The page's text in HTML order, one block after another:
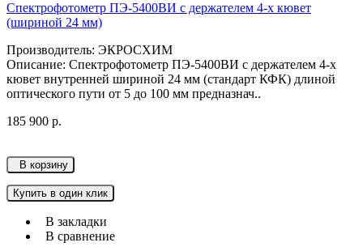
Спектрофотометр ПЭ-5400ВИ с держателем 4-х кювет
(шириной 24 мм)
Производитель: ЭКРОСХИМ
Описание: Спектрофотометр ПЭ-5400ВИ с держателем 4-х
кювет внутренней шириной 24 мм (стандарт КФК) длиной
оптического пути от 5 до 100 мм предназнач..
185 900 р.
В корзину
Купить в один клик
В закладки
В сравнение